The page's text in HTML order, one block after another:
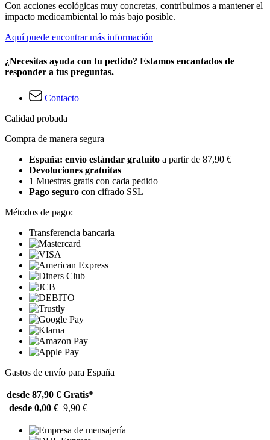
Con acciones ecológicas muy concretas, contribuimos a mantener el
impacto medioambiental lo más bajo posible.
Aquí puede encontrar más información
¿Necesitas ayuda con tu pedido? Estamos encantados de
responder a tus preguntas.
Contacto
Calidad probada
Compra de manera segura
España: envío estándar gratuito a partir de 87,90 €
Devoluciones gratuitas
1 Muestras gratis con cada pedido
Pago seguro con cifrado SSL
Métodos de pago:
Transferencia bancaria
Gastos de envío para España
desde 87,90 € Gratis*
desde 0,00 € 9,90 €